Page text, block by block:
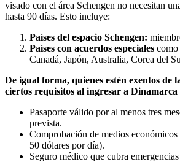
visado con el área Schengen no necesitan
hasta 90 días. Esto incluye:
Países del espacio Schengen:
Países con acuerdos especiales como
Canadá, Japón, Australia, Corea del
De igual forma, quienes estén exentos de
ciertos requisitos al ingresar a Dinamarca
Pasaporte válido por al menos tres
prevista.
Comprobación de medios
50 dólares por día).
Seguro médico que cubra